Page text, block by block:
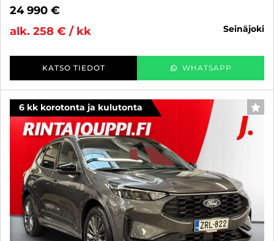
24 990 €
alk. 258 € / kk
seinäjoki
KATSO TIEDOT WHATSAPP
6 kk korotonta ja kulutonta